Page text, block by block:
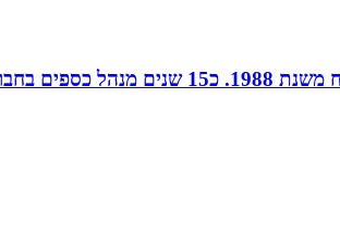
חן נוי, הנהלת חשבונות ויעוץ מס,